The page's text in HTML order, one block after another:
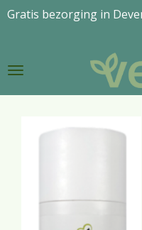
Ga
de
Gratis bezorging in